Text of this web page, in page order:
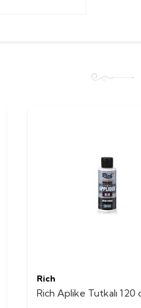
Rich
Rich Aplike Tutkalı 120